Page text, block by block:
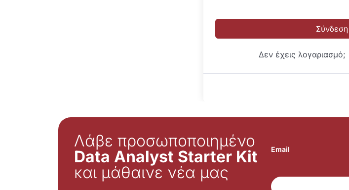
Σύνδεση
Δεν έχεις λογαριασμό;
Λάβε προσωποποιημένο
Data Analyst Starter Kit
και μάθαινε νέα μας
Email